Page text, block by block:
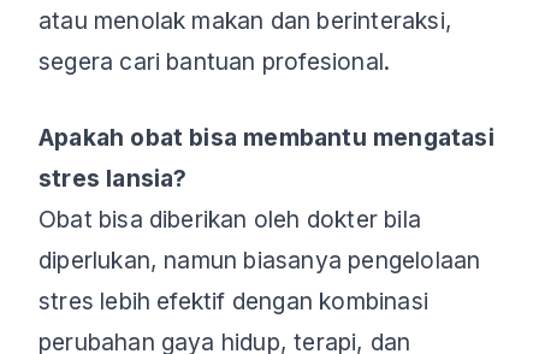
atau menolak makan dan berinteraksi,
segera cari bantuan profesional.
Apakah obat bisa membantu mengatasi
stres lansia?
Obat bisa diberikan oleh dokter bila
diperlukan, namun biasanya pengelolaan
stres lebih efektif dengan kombinasi
perubahan gaya hidup, terapi, dan